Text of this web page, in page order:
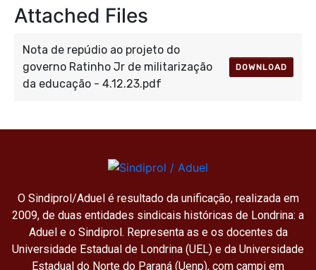
Attached Files
Nota de repúdio ao projeto do
governo Ratinho Jr de militarização
da educação - 4.12.23.pdf
DOWNLOAD
O Sindiprol/Aduel é resultado da unificação, realizada em
2009, de duas entidades sindicais históricas de Londrina: a
Aduel e o Sindiprol. Representa as e os docentes da
Universidade Estadual de Londrina (UEL) e da Universidade
Estadual do Norte do Paraná (Uenp), com campi em